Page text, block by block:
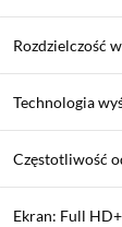
Rozdzielczość
Technologia
Częstotliwość
Ekran: Full HD+